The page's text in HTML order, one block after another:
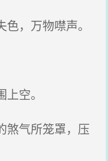
，万物噤声。
空。
气所笼罩，压